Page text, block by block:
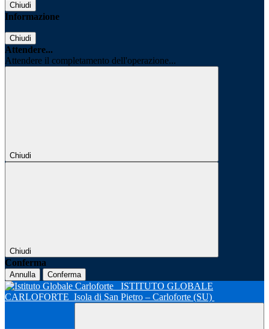
Chiudi
Informazione
Chiudi
Attendere...
Attendere il completamento dell'operazione...
Chiudi
Chiudi
Conferma
Annulla Conferma
ISTITUTO GLOBALE
CARLOFORTE Isola di San Pietro – Carloforte (SU)